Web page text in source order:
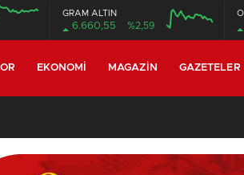
GRAM ALTIN
6.660,55 %2,59
EKONOMI MAGAZIN GAZETELER
vardı…